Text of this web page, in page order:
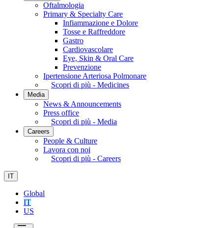
Oftalmologia
Primary & Specialty Care
Infiammazione e Dolore
Tosse e Raffreddore
Gastro
Cardiovascolare
Eye, Skin & Oral Care
Prevenzione
Ipertensione Arteriosa Polmonare
Scopri di più - Medicines
Media
News & Announcements
Press office
Scopri di più - Media
Careers
People & Culture
Lavora con noi
Scopri di più - Careers
IT
Global
IT
US